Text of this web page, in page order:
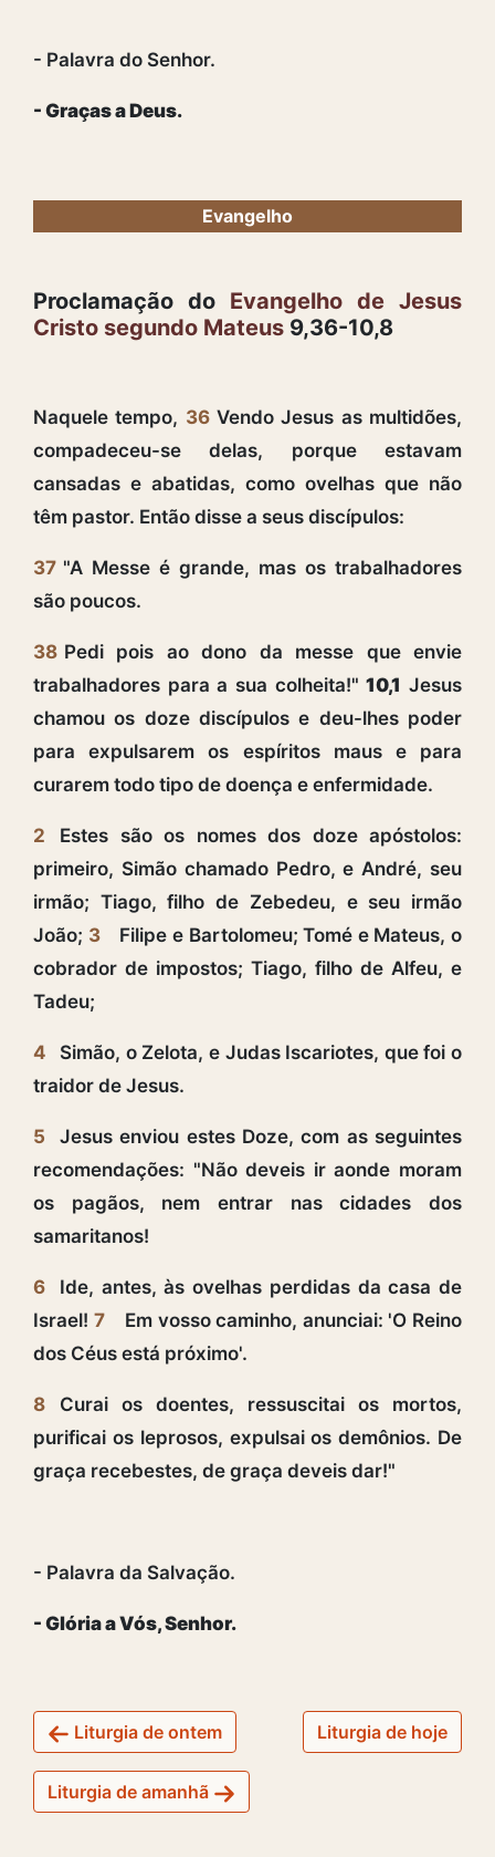
- Palavra do Senhor.
- Graças a Deus.
Evangelho
Proclamação do Evangelho de Jesus
Cristo segundo Mateus 9,36-10,8
Naquele tempo, 36 Vendo Jesus as multidões,
compadeceu-se delas, porque estavam
cansadas e abatidas, como ovelhas que não
têm pastor. Então disse a seus discípulos:
37 "A Messe é grande, mas os trabalhadores
são poucos.
38 Pedi pois ao dono da messe que envie
trabalhadores para a sua colheita!"10,1 Jesus
chamou os doze discípulos e deu-lhes poder
para expulsarem os espíritos maus e para
curarem todo tipo de doença e enfermidade.
2
Estes são os nomes dos doze apóstolos:
primeiro, Simão chamado Pedro, e André, seu
irmão; Tiago, filho de Zebedeu, e seu irmão
João; 3
Filipe e Bartolomeu; Tomé e Mateus, o
cobrador de impostos; Tiago, filho de Alfeu, e
Tadeu;
4
Simão, o Zelota, e Judas Iscariotes, que foi o
traidor de Jesus.
5
Jesus enviou estes Doze, com as seguintes
recomendações: "Não deveis ir aonde moram
os pagãos, nem entrar nas cidades dos
samaritanos!
6
Ide, antes, às ovelhas perdidas da casa de
Israel! 7
Em vosso caminho, anunciai: 'O Reino
dos Céus está próximo'.
8
Curai os doentes, ressuscitai os mortos,
purificai os leprosos, expulsai os demônios. De
graça recebestes, de graça deveis dar!"
- Palavra da Salvação.
- Glória a Vós, Senhor.
Liturgia de ontem Liturgia de hoje
Liturgia de amanhã